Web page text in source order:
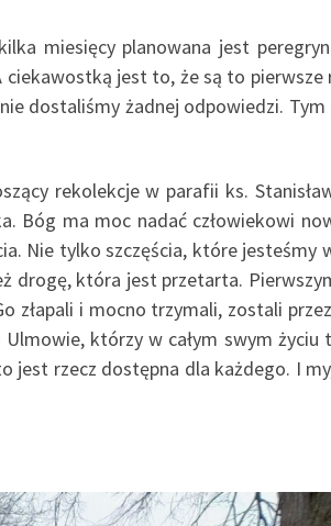
miesięcy planowana jest
ciekawostką jest to, że są to pierwsze
dostaliśmy żadnej odpowiedzi. Tym
rekolekcje w parafii ks.
Bóg ma moc nadać człowiekowi
Nie tylko szczęścia, które jesteśmy
drogę, która jest przetarta.
złapali i mocno trzymali, zostali
którzy w całym swym życiu
jest rzecz dostępna dla każdego. I